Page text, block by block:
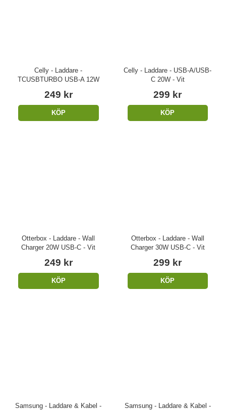
Celly - Laddare -
TCUSBTURBO USB-A 12W
249 kr
KÖP
Celly - Laddare - USB-A/USB-
C 20W - Vit
299 kr
KÖP
Otterbox - Laddare - Wall
Charger 20W USB-C - Vit
249 kr
KÖP
Otterbox - Laddare - Wall
Charger 30W USB-C - Vit
299 kr
KÖP
Samsung - Laddare & Kabel -
Samsung - Laddare & Kabel -